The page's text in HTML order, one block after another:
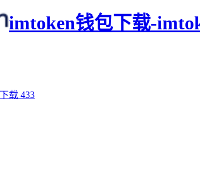
imtoken钱包下载-
载 433